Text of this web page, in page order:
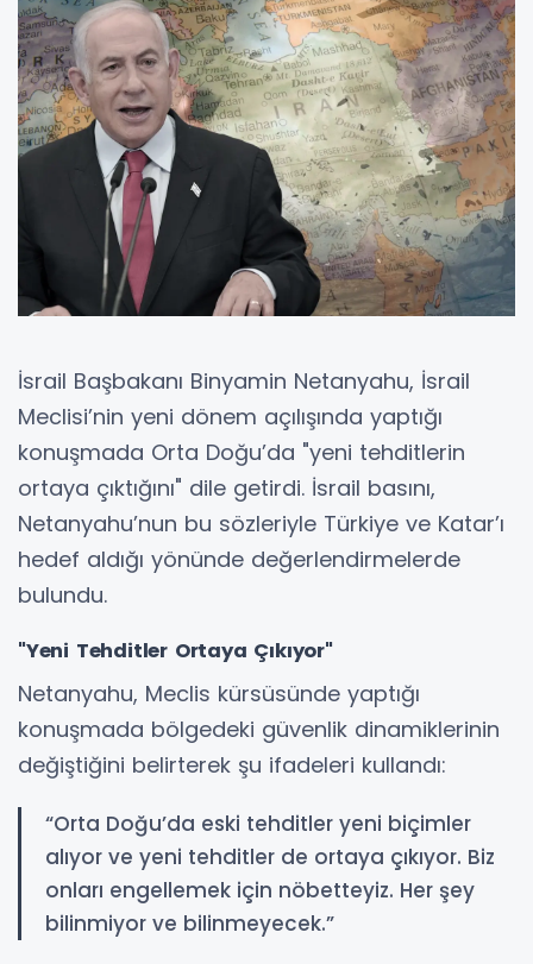
İsrail Başbakanı Binyamin Netanyahu, İsrail
Meclisi’nin yeni dönem açılışında yaptığı
konuşmada Orta Doğu’da "yeni tehditlerin
ortaya çıktığını" dile getirdi. İsrail basını,
Netanyahu’nun bu sözleriyle Türkiye ve Katar’ı
hedef aldığı yönünde değerlendirmelerde
bulundu.
"Yeni Tehditler Ortaya Çıkıyor"
Netanyahu, Meclis kürsüsünde yaptığı
konuşmada bölgedeki güvenlik dinamiklerinin
değiştiğini belirterek şu ifadeleri kullandı:
“Orta Doğu’da eski tehditler yeni biçimler
alıyor ve yeni tehditler de ortaya çıkıyor. Biz
onları engellemek için nöbetteyiz. Her şey
bilinmiyor ve bilinmeyecek.”